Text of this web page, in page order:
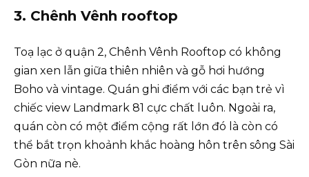
3. Chênh Vênh rooftop
Toạ lạc ở quận 2, Chênh Vênh Rooftop có không
gian xen lẫn giữa thiên nhiên và gỗ hơi hướng
Boho và vintage. Quán ghi điểm với các bạn trẻ vì
chiếc view Landmark 81 cực chất luôn. Ngoài ra,
quán còn có một điểm cộng rất lớn đó là còn có
thể bắt trọn khoảnh khắc hoàng hôn trên sông Sài
Gòn nữa nè.